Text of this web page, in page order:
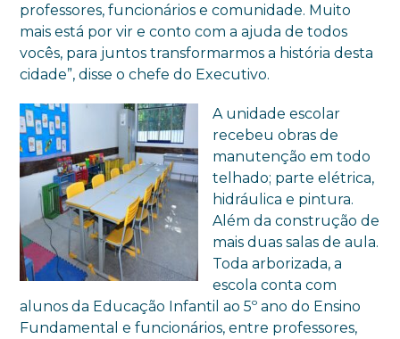
professores, funcionários e comunidade. Muito
mais está por vir e conto com a ajuda de todos
vocês, para juntos transformarmos a história desta
cidade”, disse o chefe do Executivo.
A unidade escolar
recebeu obras de
manutenção em todo
telhado; parte elétrica,
hidráulica e pintura.
Além da construção de
mais duas salas de aula.
Toda arborizada, a
escola conta com
alunos da Educação Infantil ao 5º ano do Ensino
Fundamental e funcionários, entre professores,